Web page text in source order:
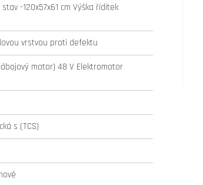
-120x57x61 cm Výška řídítek
vrstvou proti defektu
motor) 48 V Elektromotor
s (TCS)